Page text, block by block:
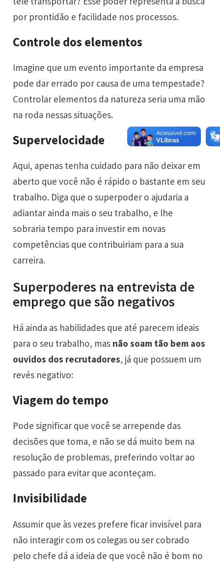
por prontidão e facilidade nos processos.
Controle dos elementos
Imagine que um evento importante da empresa
pode dar errado por causa de uma tempestade?
Controlar elementos da natureza seria uma mão
na roda nessas situações.
Supervelocidade
Aqui, apenas tenha cuidado para não deixar em
aberto que você não é rápido o bastante em seu
trabalho. Diga que o superpoder o ajudaria a
adiantar ainda mais o seu trabalho, e lhe
sobraria tempo para investir em novas
competências que contribuiriam para a sua
carreira.
Superpoderes na entrevista de
emprego que são negativos
Há ainda as habilidades que até parecem ideais
para o seu trabalho, mas não soam tão bem aos
ouvidos dos recrutadores, já que possuem um
revés negativo:
Viagem do tempo
Pode significar que você se arrepende das
decisões que toma, e não se dá muito bem na
resolução de problemas, preferindo voltar ao
passado para evitar que aconteçam.
Invisibilidade
Assumir que às vezes prefere ficar invisível para
não interagir com os colegas ou ser cobrado
pelo chefe dá a ideia de que você não é bom no